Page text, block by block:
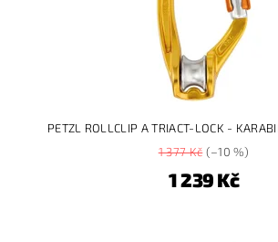
PETZL ROLLCLIP A TRIACT-LOCK -
1 377 Kč(–10 %)
1 239 Kč